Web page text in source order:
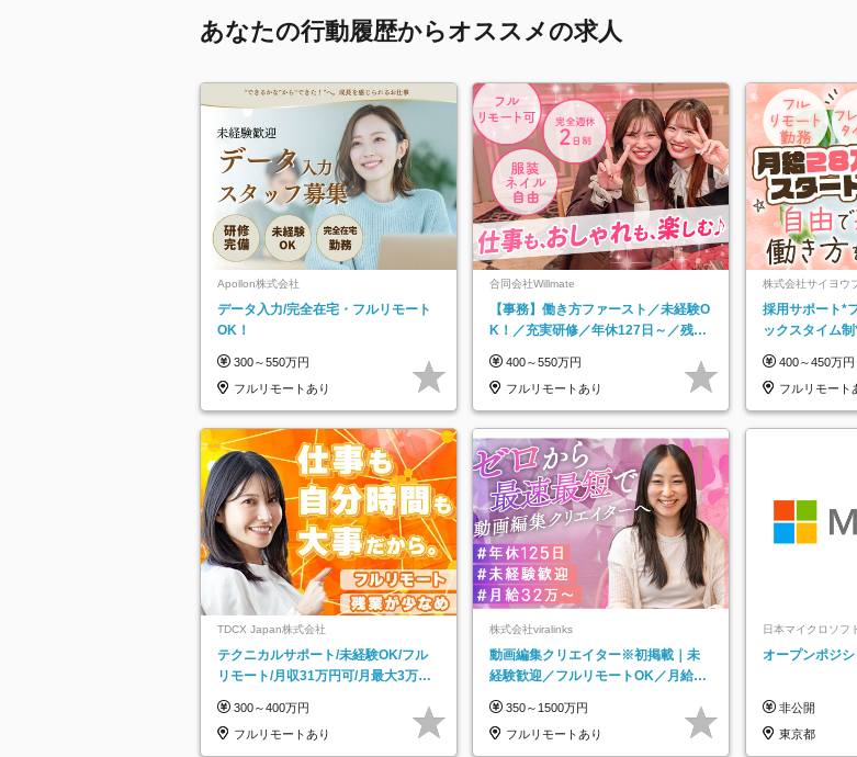
あなたの行動履歴からオススメの求人
Apollon株式会社
データ入力/完全在宅・フルリモート
OK！
300～550万円
フルリモートあり
合同会社Willmate
【事務】働き方ファースト／未経験O
K！／充実研修／年休127日～／残業
400～550万円
フルリモートあり
株式会社サイヨウ
採用サポート*
ックスタイム
400～450万円
フルリモート
TDCX Japan株式会社
テクニカルサポート/未経験OK/フル
リモート/月収31万円可/月最大3万の
300～400万円
フルリモートあり
株式会社viralinks
動画編集クリエイター※初掲載｜未
経験歓迎／フルリモートOK／月給32
350～1500万円
フルリモートあり
日本マイクロソフ
ッチ登録】
オープンポジ
非公開
東京都